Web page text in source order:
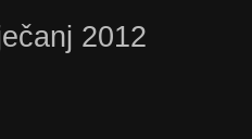
2012